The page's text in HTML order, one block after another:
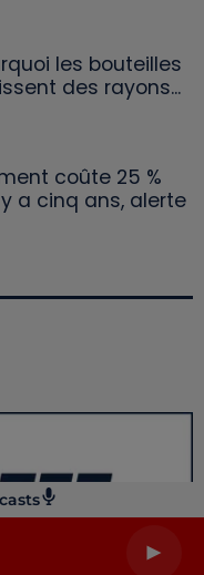
les bouteilles
des rayons...
coûte 25 %
a cinq ans, alerte